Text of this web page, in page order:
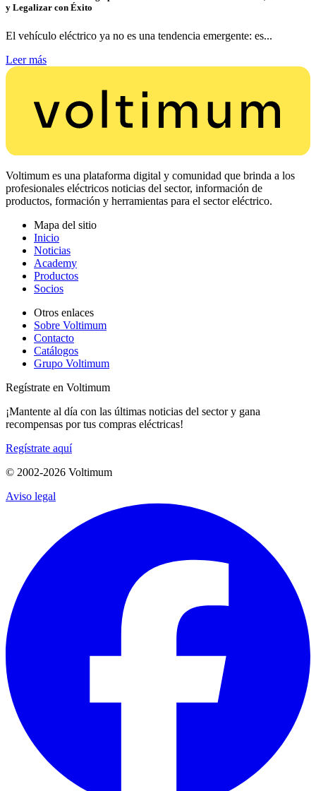
y Legalizar con Éxito
El vehículo eléctrico ya no es una tendencia emergente: es...
Leer más
Voltimum es una plataforma digital y comunidad que brinda a los
profesionales eléctricos noticias del sector, información de
productos, formación y herramientas para el sector eléctrico.
Mapa del sitio
Inicio
Noticias
Academy
Productos
Socios
Otros enlaces
Sobre Voltimum
Contacto
Catálogos
Grupo Voltimum
Regístrate en Voltimum
¡Mantente al día con las últimas noticias del sector y gana
recompensas por tus compras eléctricas!
Regístrate aquí
© 2002-2026 Voltimum
Aviso legal